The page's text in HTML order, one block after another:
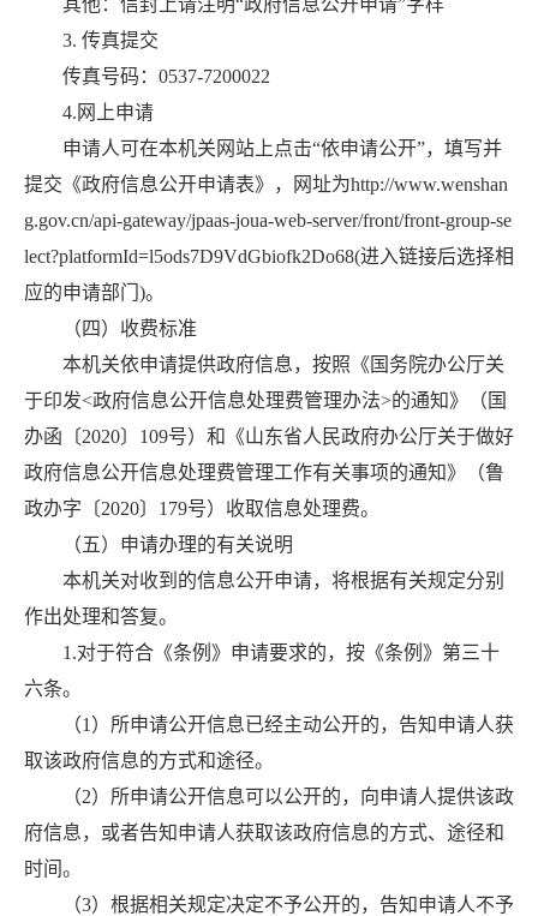
其他：信封上请注明“政府信息公开申请”字样
3. 传真提交
传真号码：0537-7200022
4.网上申请
申请人可在本机关网站上点击“依申请公开”，填写并
提交《政府信息公开申请表》，网址为http://www.wenshan
g.gov.cn/api-gateway/jpaas-joua-web-server/front/front-group-se
lect?platformId=l5ods7D9VdGbiofk2Do68(进入链接后选择相
应的申请部门)。
（四）收费标准
本机关依申请提供政府信息，按照《国务院办公厅关
于印发<政府信息公开信息处理费管理办法>的通知》（国
办函〔2020〕109号）和《山东省人民政府办公厅关于做好
政府信息公开信息处理费管理工作有关事项的通知》（鲁
政办字〔2020〕179号）收取信息处理费。
（五）申请办理的有关说明
本机关对收到的信息公开申请，将根据有关规定分别
作出处理和答复。
1.对于符合《条例》申请要求的，按《条例》第三十
六条。
（1）所申请公开信息已经主动公开的，告知申请人获
取该政府信息的方式和途径。
（2）所申请公开信息可以公开的，向申请人提供该政
府信息，或者告知申请人获取该政府信息的方式、途径和
时间。
（3）根据相关规定决定不予公开的，告知申请人不予